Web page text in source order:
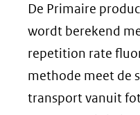
De Primaire
wordt berekend
repetition rate
methode meet de
transport vanuit